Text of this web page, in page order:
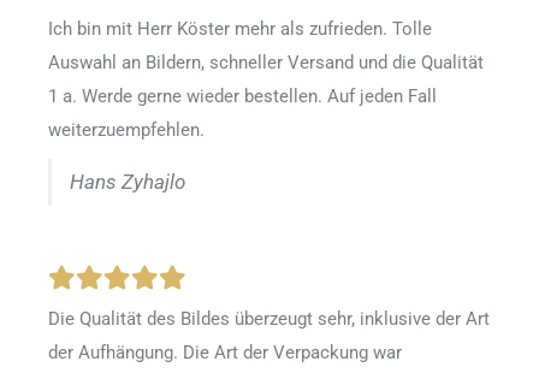
Ich bin mit Herr Köster mehr als zufrieden. Tolle
Auswahl an Bildern, schneller Versand und die Qualität
1 a. Werde gerne wieder bestellen. Auf jeden Fall
weiterzuempfehlen.
Hans Zyhajlo
Die Qualität des Bildes überzeugt sehr, inklusive der Art
der Aufhängung. Die Art der Verpackung war